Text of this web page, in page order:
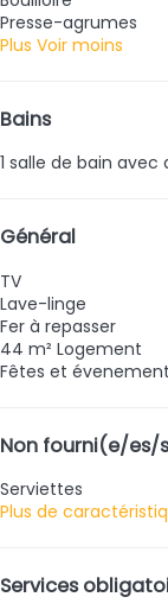
Presse-agrumes
Plus Voir moins
Bains
1 salle de bain avec
Général
TV
Lave-linge
Fer à repasser
44 m² Logement
Fêtes et
Non fourni(e/es/
Serviettes
Plus de
Services